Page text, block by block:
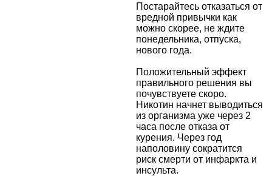
Постарайтесь отказаться от
вредной привычки как
можно скорее, не ждите
понедельника, отпуска,
нового года.
Положительный эффект
правильного решения вы
почувствуете скоро.
Никотин начнет выводиться
из организма уже через 2
часа после отказа от
курения. Через год
наполовину сократится
риск смерти от инфаркта и
инсульта.